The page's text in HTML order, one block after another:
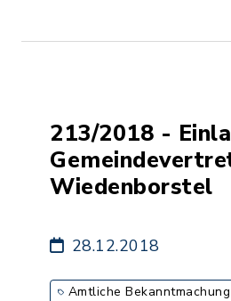
213/2018 -
Wiedenborstel
28.12.2018
Amtliche Bekanntmachung